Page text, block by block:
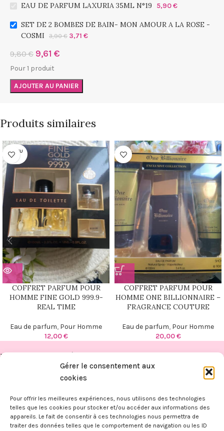
Gérer le consentement aux
cookies
Pour offrir les meilleures expériences, nous utilisons des technologies
telles que les cookies pour stocker et/ou accéder aux informations des
appareils. Le fait de consentir à ces technologies nous permettra de
traiter des données telles que le comportement de navigation ou les ID
EAU DE PARFUM LAXURIA 35ML N°19 5,90€
SET DE 2 BOMBES DE BAIN- MON AMOUR A LA ROSE -
COSMI
3,90€ 3,71 €
9,80€ 9,61 €
Pour 1 produit
AJOUTER AU PANIER
Produits similaires
RUPTU
RE
COFFRET PARFUM POUR
HOMME FINE GOLD 999.9-
REAL TIME
Eau de parfum, Pour Homme
12,00€
COFFRET PARFUM POUR
HOMME ONE BILLIONNAIRE –
FRAGRANCE COUTURE
Eau de parfum, Pour Homme
20,00€
PUBLICATIONS RÉCENTES
BOUTIQUE
INFORMATIONS